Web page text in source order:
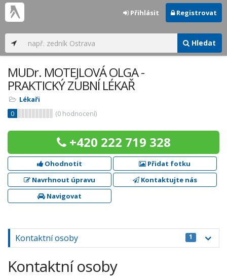
Hledat
Přihlásit Registrovat
MUDr. MOTEJLOVÁ OLGA -
PRAKTICKÝ ZUBNÍ LÉKAŘ
Lékaři
0
(0 hodnocení)
+420 222 719 328
Ohodnotit
Přidat fotku
Navrhnout úpravu
Kontaktujte nás
Navigovat
Kontaktní osoby 1
Kontaktní osoby